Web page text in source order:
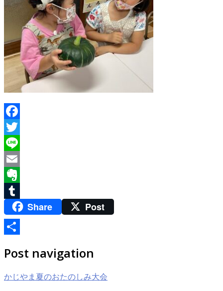
Facebook
Twitter
Line
Email
Evernote
TumblrShare Post
有
Post navigation
かじやま夏のおたのしみ大会